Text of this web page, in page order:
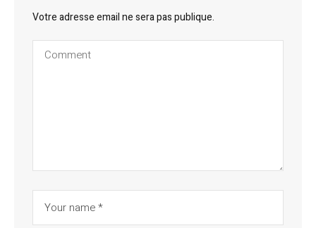
Votre adresse email ne sera pas publique.